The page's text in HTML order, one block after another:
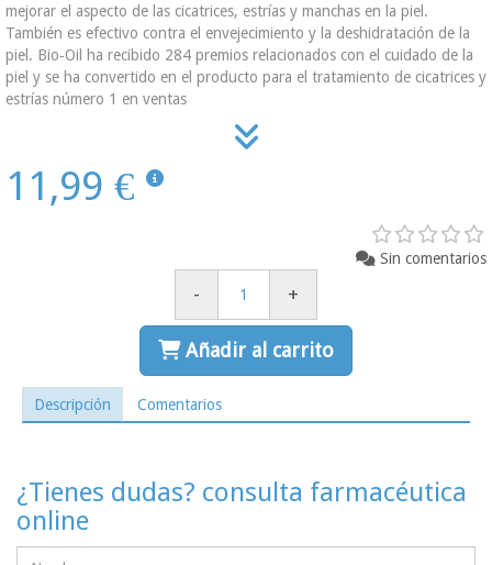
mejorar el aspecto de las cicatrices, estrías y manchas en la piel.
También es efectivo contra el envejecimiento y la deshidratación de la
piel. Bio‑Oil ha recibido 284 premios relacionados con el cuidado de la
piel y se ha convertido en el producto para el tratamiento de cicatrices y
estrías número 1 en ventas
11,99 €
Sin comentarios
- +
Añadir al carrito
Descripción Comentarios
¿Tienes dudas? consulta farmacéutica
online